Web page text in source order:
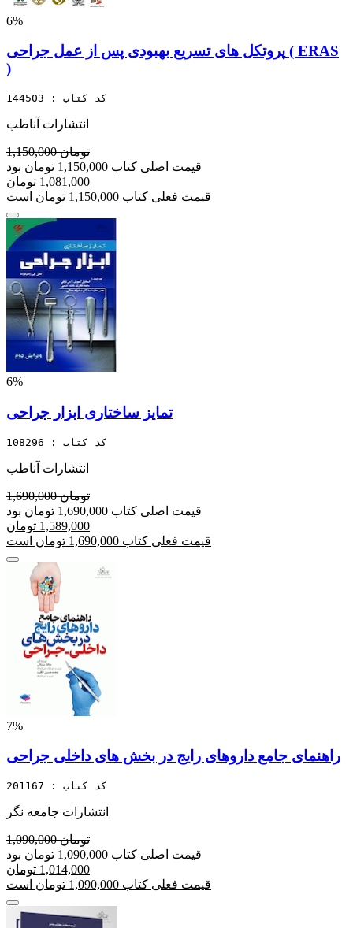
6%
پروتکل های تسریع بهبودی پس از عمل جراحی ( ERAS
)
کد کتاب : 144503
انتشارات آناطب
1,150,000 تومان
قیمت اصلی کتاب 1,150,000 تومان بود
1,081,000 تومان
قیمت فعلی کتاب 1,150,000 تومان است
6%
تمایز ساختاری ابزار جراحی
کد کتاب : 108296
انتشارات آناطب
1,690,000 تومان
قیمت اصلی کتاب 1,690,000 تومان بود
1,589,000 تومان
قیمت فعلی کتاب 1,690,000 تومان است
7%
راهنمای جامع داروهای رایج در بخش های داخلی جراحی
کد کتاب : 201167
انتشارات جامعه نگر
1,090,000 تومان
قیمت اصلی کتاب 1,090,000 تومان بود
1,014,000 تومان
قیمت فعلی کتاب 1,090,000 تومان است